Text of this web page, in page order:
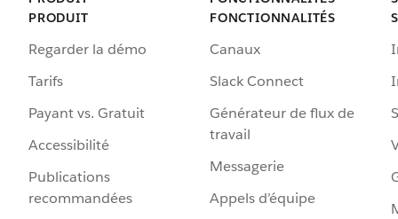
PRODUIT
Regarder la démo
Tarifs
Payant vs. Gratuit
Accessibilité
Publications
recommandées
FONCTIONNALITÉS
Canaux
Slack Connect
Générateur de flux de
travail
Messagerie
Appels d’équipe